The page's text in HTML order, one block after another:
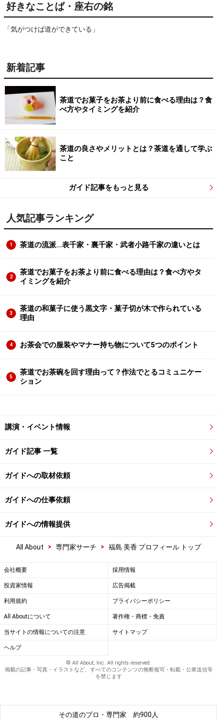
好きなことば・座右の銘
「気がつけば道ができている」
新着記事
茶道でお菓子をお茶より前に食べる理由は？食
べ方やタイミングを紹介
茶道の良さやメリットとは？茶道を通して学ぶ
こと
ガイド記事をもっと見る
人気記事ランキング
1 茶道の流派…表千家・裏千家・武者小路千家の違いとは
2
茶道でお菓子をお茶より前に食べる理由は？食べ方やタ
イミングを紹介
3
茶道の和菓子に使う黒文字・菓子切が木で作られている
理由
4 お茶会での服装やマナー持ち物について5つのポイント
5
茶道でお茶碗を回す理由って？作法でとるコミュニケー
ション
講演・イベント情報
ガイド記事 一覧
ガイドへの取材依頼
ガイドへの仕事依頼
ガイドへの情報提供
All About > 専門家サーチ > 福島 美香 プロフィール トップ
会社概要 採用情報
投資家情報 広告掲載
利用規約 プライバシーポリシー
All Aboutについて 著作権・商標・免責
当サイトの情報についての注意 サイトマップ
ヘルプ
© All About, Inc. All rights reserved.
掲載の記事・写真・イラストなど、すべてのコンテンツの無断複写・転載・公衆送信等
を禁じます
その道のプロ・専門家 約900人